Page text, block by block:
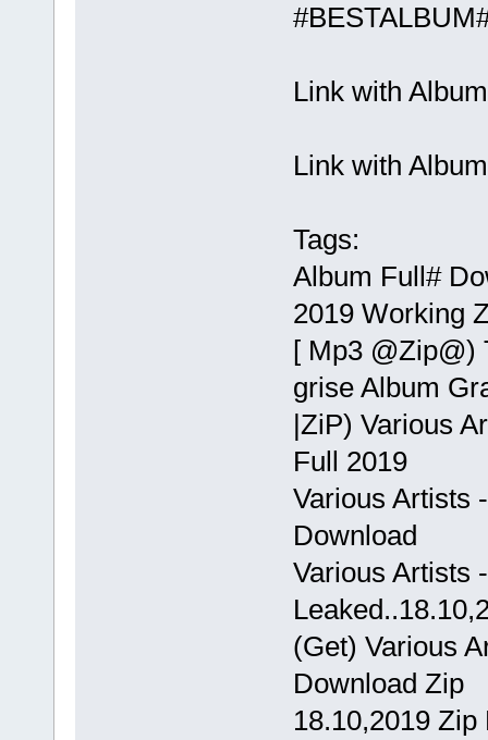
Link with
Link with
Tags:
Album Full#
2019 Working
[ Mp3 @Zip@)
grise Album
|ZiP) Various
Full 2019
Various Artists
Download
Various Artists
(Get) Various
Download Zip
18.10,2019